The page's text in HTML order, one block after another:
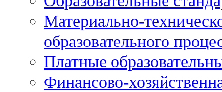
Материально-
образовательного
Платные
Финансово-